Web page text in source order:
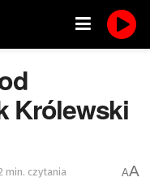
Królewski
min. czytania AA